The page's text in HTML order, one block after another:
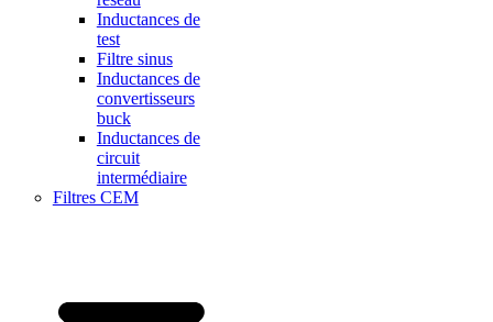
Inductances de
test
Filtre sinus
Inductances de
convertisseurs
buck
Inductances de
circuit
intermédiaire
Filtres CEM